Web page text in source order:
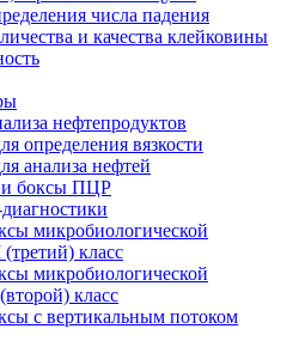
числа падения
и качества клейковины
нефтепродуктов
определения вязкости
анализа нефтей
боксы ПЦР
микробиологической
класс
микробиологической
класс
с вертикальным потоком